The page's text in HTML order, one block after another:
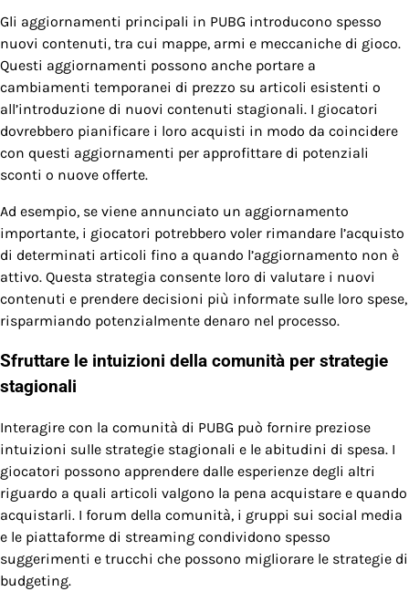
Gli aggiornamenti principali in PUBG introducono spesso
nuovi contenuti, tra cui mappe, armi e meccaniche di gioco.
Questi aggiornamenti possono anche portare a
cambiamenti temporanei di prezzo su articoli esistenti o
all’introduzione di nuovi contenuti stagionali. I giocatori
dovrebbero pianificare i loro acquisti in modo da coincidere
con questi aggiornamenti per approfittare di potenziali
sconti o nuove offerte.
Ad esempio, se viene annunciato un aggiornamento
importante, i giocatori potrebbero voler rimandare l’acquisto
di determinati articoli fino a quando l’aggiornamento non è
attivo. Questa strategia consente loro di valutare i nuovi
contenuti e prendere decisioni più informate sulle loro spese,
risparmiando potenzialmente denaro nel processo.
Sfruttare le intuizioni della comunità per strategie
stagionali
Interagire con la comunità di PUBG può fornire preziose
intuizioni sulle strategie stagionali e le abitudini di spesa. I
giocatori possono apprendere dalle esperienze degli altri
riguardo a quali articoli valgono la pena acquistare e quando
acquistarli. I forum della comunità, i gruppi sui social media
e le piattaforme di streaming condividono spesso
suggerimenti e trucchi che possono migliorare le strategie di
budgeting.